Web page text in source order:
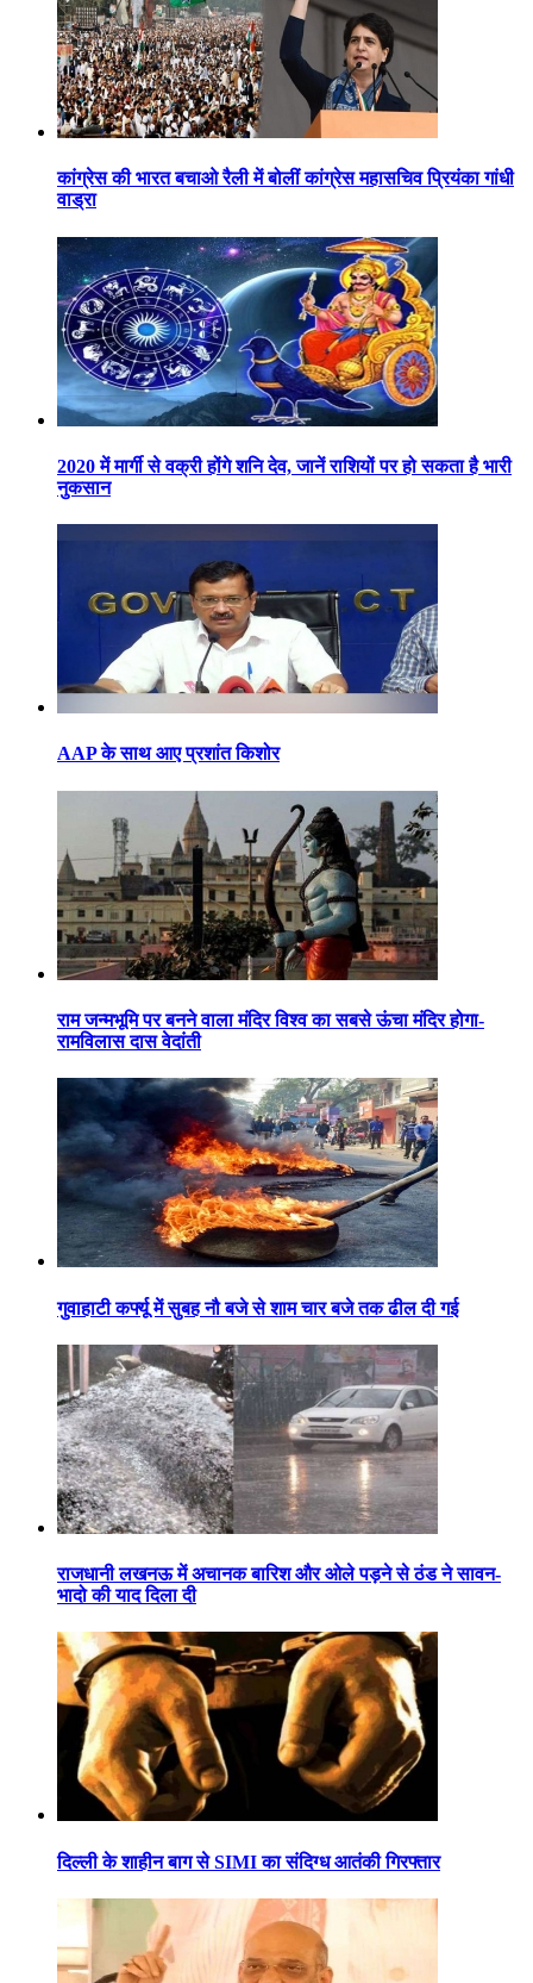
कांग्रेस की भारत बचाओ रैली में बोलीं कांग्रेस महासचिव प्रियंका गांधी
वाड्रा
2020 में मार्गी से वक्री होंगे शनि देव, जानें राशियों पर हो सकता है भारी
नुकसान
AAP के साथ आए प्रशांत किशोर
राम जन्मभूमि पर बनने वाला मंदिर विश्व का सबसे ऊंचा मंदिर होगा-
रामविलास दास वेदांती
गुवाहाटी कर्फ्यू में सुबह नौ बजे से शाम चार बजे तक ढील दी गई
राजधानी लखनऊ में अचानक बारिश और ओले पड़ने से ठंड ने सावन-
भादो की याद दिला दी
दिल्ली के शाहीन बाग से SIMI का संदिग्ध आतंकी गिरफ्तार